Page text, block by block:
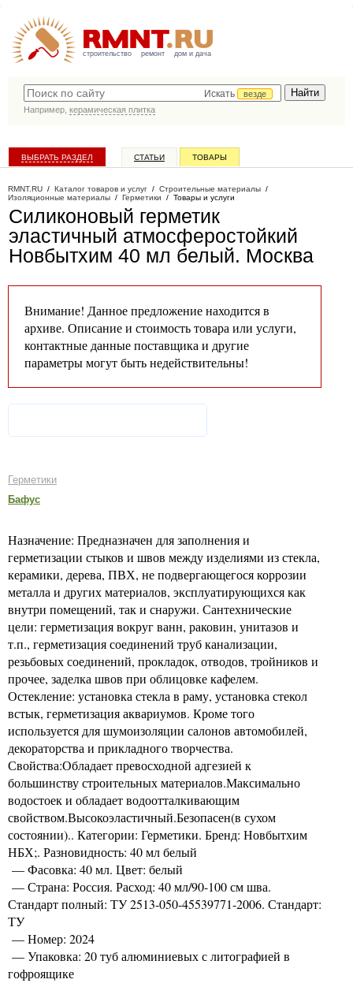
строительство ремонт дом и дача
Искать
везде
Например, керамическая плитка
ВЫБРАТЬ РАЗДЕЛ СТАТЬИ ТОВАРЫ
RMNT.RU / Каталог товаров и услуг / Строительные материалы /
Изоляционные материалы / Герметики / Товары и услуги
Силиконовый герметик
эластичный атмосферостойкий
Новбытхим 40 мл белый. Москва
Внимание! Данное предложение находится в
архиве. Описание и стоимость товара или услуги,
контактные данные поставщика и другие
параметры могут быть недействительны!
Герметики
Бафус
Назначение: Предназначен для заполнения и
герметизации стыков и швов между изделиями из стекла,
керамики, дерева, ПВХ, не подвергающегося коррозии
металла и других материалов, эксплуатирующихся как
внутри помещений, так и снаружи. Сантехнические
цели: герметизация вокруг ванн, раковин, унитазов и
т.п., герметизация соединений труб канализации,
резьбовых соединений, прокладок, отводов, тройников и
прочее, заделка швов при облицовке кафелем.
Остекление: установка стекла в раму, установка стекол
встык, герметизация аквариумов. Кроме того
используется для шумоизоляции салонов автомобилей,
декораторства и прикладного творчества.
Свойства:Обладает превосходной адгезией к
большинству строительных материалов.Максимально
водостоек и обладает водоотталкивающим
свойством.Высокоэластичный.Безопасен(в сухом
состоянии).. Категории: Герметики. Бренд: Новбытхим
НБХ;. Разновидность: 40 мл белый
— Фасовка: 40 мл. Цвет: белый
— Страна: Россия. Расход: 40 мл/90-100 см шва.
Стандарт полный: ТУ 2513-050-45539771-2006. Стандарт:
ТУ
— Номер: 2024
— Упаковка: 20 туб алюминиевых с литографией в
гофроящике